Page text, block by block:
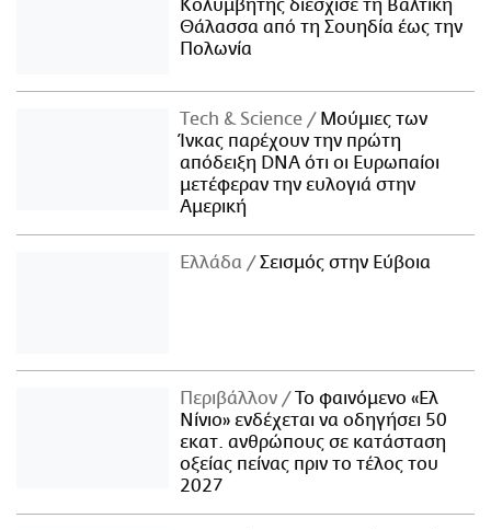
Κολυμβητής διέσχισε τη Βαλτική
Θάλασσα από τη Σουηδία έως την
Πολωνία
Τech & Science
Μούμιες των
Ίνκας παρέχουν την πρώτη
απόδειξη DNA ότι οι Ευρωπαίοι
μετέφεραν την ευλογιά στην
Αμερική
Ελλάδα Σεισμός στην Εύβοια
Περιβάλλον
Το φαινόμενο «Ελ
Νίνιο» ενδέχεται να οδηγήσει 50
εκατ. ανθρώπους σε κατάσταση
οξείας πείνας πριν το τέλος του
2027